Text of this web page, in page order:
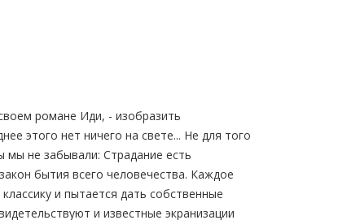
романе Иди, - изобразить
этого нет ничего на свете... Не для того
мы не забывали: Страдание есть
бытия всего человечества. Каждое
и пытается дать собственные
и известные экранизации